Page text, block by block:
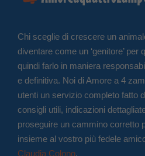
Chi sceglie di crescere un
diventare come un ‘genitore’
quindi farlo in maniera
e definitiva. Noi di Amore a 4
utenti un servizio completo fatto
consigli utili, indicazioni
proseguire un cammino corretto
insieme al vostro più fedele
Claudia Colono.